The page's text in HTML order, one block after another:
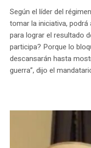
Según el líder del
tomar la iniciativa,
para lograr el resultado
participa? Porque lo
descansarán hasta
guerra”, dijo el